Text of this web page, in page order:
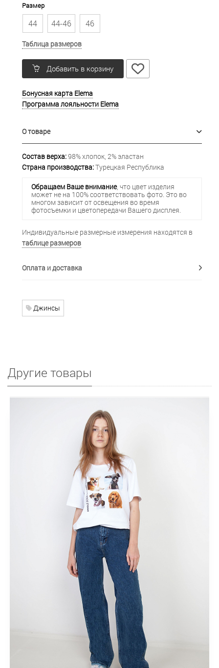
Размер
44 44-46 46
Таблица размеров
Добавить в корзину
Бонусная карта Elema
Программа лояльности Elema
О товаре
Состав верха:98% хлопок, 2% эластан
Страна производства:Турецкая Республика
Обращаем Ваше внимание, что цвет изделия
может не на 100% соответствовать фото. Это во
многом зависит от освещения во время
фотосъемки и цветопередачи Вашего дисплея.
Индивидуальные размерные измерения находятся в
таблице размеров
Оплата и доставка
Джинсы
Другие товары